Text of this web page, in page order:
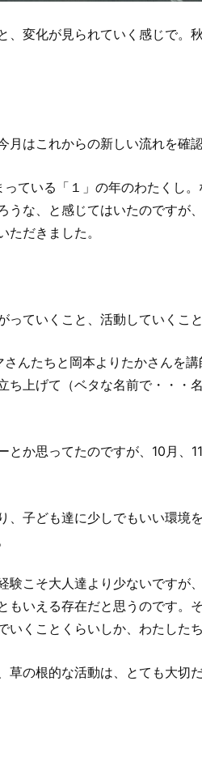
、変化が見られていく感じで。
月はこれからの新しい流れを確
ている「１」の年のわたくし
うな、と感じてはいたのですが
だきました。
っていくこと、活動していくこと
んたちと岡本よりたかさんを
ち上げて（ベタな名前で・・・
とか思ってたのですが、10月、
、子ども達に少しでもいい環境
験こそ大人達より少ないですが
もいえる存在だと思うのです。
いくことくらいしか、わたした
草の根的な活動は、とても大切